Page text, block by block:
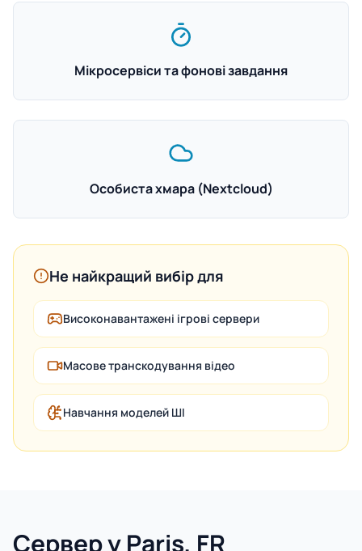
Мікросервіси та фонові завдання
Особиста хмара (Nextcloud)
Не найкращий вибір для
Високонавантажені ігрові сервери
Масове транскодування відео
Навчання моделей ШІ
Сервер у Paris, FR